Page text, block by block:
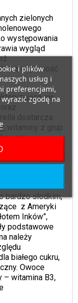
zielonych
występowania
wygląd
odporność
się
dostarcza
witaminy z grup
jako
oraz
bardzo słodkim,
z Ameryki
Inków”,
podstawowe
należy
białego cukru,
Owoce
– witamina B3,
i plików
usług i
preferencjami,
zgodę na